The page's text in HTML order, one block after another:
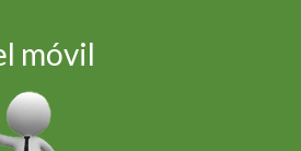
móvil